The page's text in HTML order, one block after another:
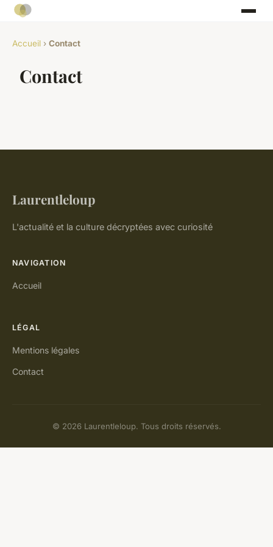
Accueil › Contact
Contact
Laurentleloup
L'actualité et la culture décryptées avec curiosité
NAVIGATION
Accueil
LÉGAL
Mentions légales
Contact
© 2026 Laurentleloup. Tous droits réservés.